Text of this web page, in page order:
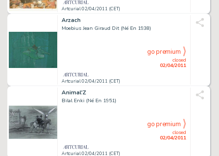
Artcurial 02/04/2011 (CET)
Arzach
Moebius Jean Giraud Dit (Né En 1938)
Artcurial 02/04/2011 (CET)
closed
02/04/2011
go premium
Animal'Z
Bilal Enki (Né En 1951)
Artcurial 02/04/2011 (CET)
closed
02/04/2011
go premium